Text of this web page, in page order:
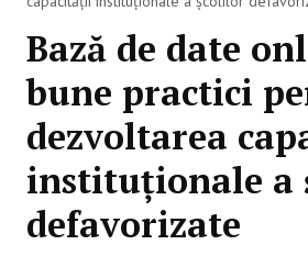
Bază de date
bune practici
dezvoltarea
instituționale a
defavorizate